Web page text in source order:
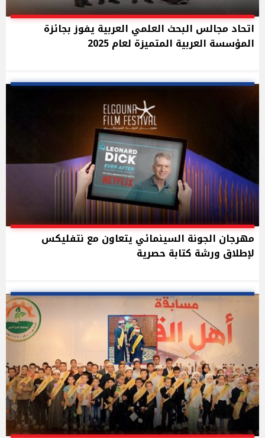
اتحاد مجالس البحث العلمي العربية يفوز بجائزة
المؤسسة العربية المتميزة لعام 2025
مهرجان الجونة السينمائي يتعاون مع نتفليكس
لإطلاق ورشة كتابة حصرية